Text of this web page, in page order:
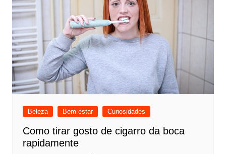
Beleza Bem-estar Curiosidades
Como tirar gosto de cigarro da boca
rapidamente